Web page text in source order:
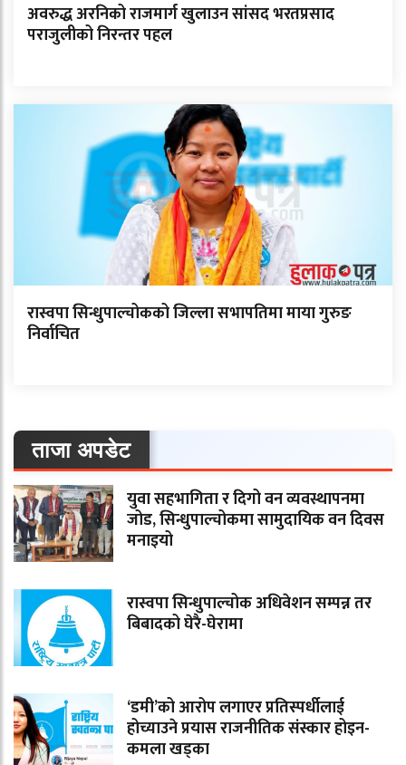
अवरुद्ध अरनिको राजमार्ग खुलाउन सांसद भरतप्रसाद
पराजुलीको निरन्तर पहल
रास्वपा सिन्धुपाल्चोकको जिल्ला सभापतिमा माया गुरुङ
निर्वाचित
ताजा अपडेट
युवा सहभागिता र दिगो वन व्यवस्थापनमा
जोड, सिन्धुपाल्चोकमा सामुदायिक वन दिवस
मनाइयो
रास्वपा सिन्धुपाल्चोक अधिवेशन सम्पन्न तर
बिबादको घेरै-घेरामा
‘डमी’को आरोप लगाएर प्रतिस्पर्धीलाई
होच्याउने प्रयास राजनीतिक संस्कार होइन-
कमला खड्का